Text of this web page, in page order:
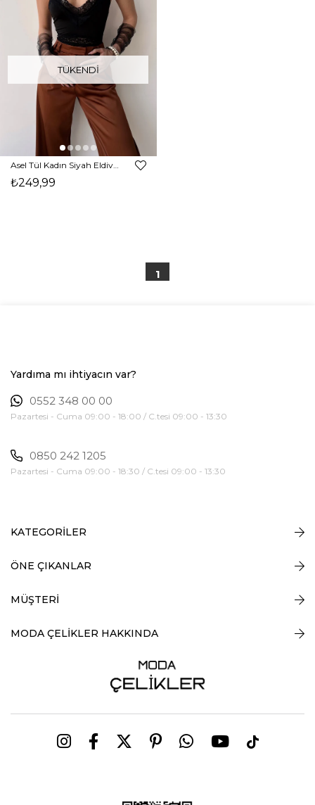
TÜKENDI
₺249,99
1
Yardıma mı ihtiyacın var?
0552 348 00 00
Pazartesi - Cuma 09:00 - 18:00 / C.tesi 09:00 - 13:30
0850 242 1205
Pazartesi - Cuma 09:00 - 18:30 / C.tesi 09:00 - 13:30
KATEGORİLER
ÖNE ÇIKANLAR
MÜŞTERİ
MODA ÇELİKLER HAKKINDA